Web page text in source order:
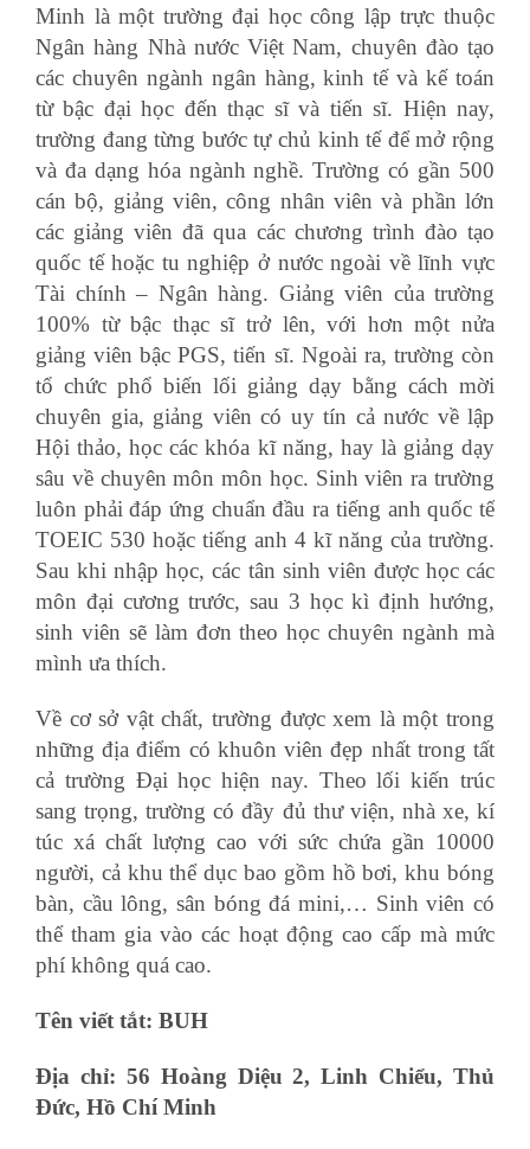
Minh là một trường đại học công lập trực thuộc
Ngân hàng Nhà nước Việt Nam, chuyên đào tạo
các chuyên ngành ngân hàng, kinh tế và kế toán
từ bậc đại học đến thạc sĩ và tiến sĩ. Hiện nay,
trường đang từng bước tự chủ kinh tế để mở rộng
và đa dạng hóa ngành nghề. Trường có gần 500
cán bộ, giảng viên, công nhân viên và phần lớn
các giảng viên đã qua các chương trình đào tạo
quốc tế hoặc tu nghiệp ở nước ngoài về lĩnh vực
Tài chính – Ngân hàng. Giảng viên của trường
100% từ bậc thạc sĩ trở lên, với hơn một nửa
giảng viên bậc PGS, tiến sĩ. Ngoài ra, trường còn
tổ chức phổ biến lối giảng dạy bằng cách mời
chuyên gia, giảng viên có uy tín cả nước về lập
Hội thảo, học các khóa kĩ năng, hay là giảng dạy
sâu về chuyên môn môn học. Sinh viên ra trường
luôn phải đáp ứng chuẩn đầu ra tiếng anh quốc tế
TOEIC 530 hoặc tiếng anh 4 kĩ năng của trường.
Sau khi nhập học, các tân sinh viên được học các
môn đại cương trước, sau 3 học kì định hướng,
sinh viên sẽ làm đơn theo học chuyên ngành mà
mình ưa thích.
Về cơ sở vật chất, trường được xem là một trong
những địa điểm có khuôn viên đẹp nhất trong tất
cả trường Đại học hiện nay. Theo lối kiến trúc
sang trọng, trường có đầy đủ thư viện, nhà xe, kí
túc xá chất lượng cao với sức chứa gần 10000
người, cả khu thể dục bao gồm hồ bơi, khu bóng
bàn, cầu lông, sân bóng đá mini,… Sinh viên có
thể tham gia vào các hoạt động cao cấp mà mức
phí không quá cao.
Tên viết tắt: BUH
Địa chỉ: 56 Hoàng Diệu 2, Linh Chiểu, Thủ
Đức, Hồ Chí Minh